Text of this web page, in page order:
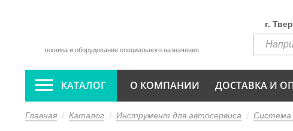
техника и оборудование специального назначения
г.
КАТАЛОГ О КОМПАНИИ ДОСТАВКА И
Главная Каталог Инструмент для автосервиса Система